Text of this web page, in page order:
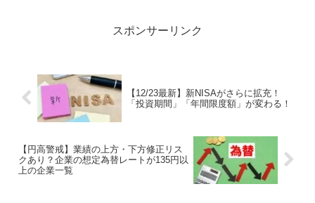
スポンサーリンク
【12/23最新】新NISAがさらに拡充！
「投資期間」「年間限度額」が変わる！
【円高警戒】業績の上方・下方修正リス
クあり？企業の想定為替レートが135円以
上の企業一覧